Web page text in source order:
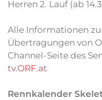
Herren 2. Lauf (ab
Alle Informationen
Übertragungen von
Channel-Seite des
tv.ORF.at
Rennkalender